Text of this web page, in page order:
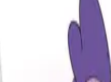
regneartene | Matematikk